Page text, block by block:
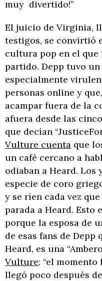
muy divertido!”
El juicio de Virginia,
testigos, se convirtió
cultura pop en el
partido. Depp tuvo
especialmente
personas online y
acampar fuera de la
afuera desde las
que decían
Vulture cuenta que
un café cercano a
odiaban a Heard. Los
especie de coro
y se ríen cada vez
parada a Heard. Esto
porque la esposa de
de esas fans de Depp
Heard, es una
Vulture: “el
llegó poco después